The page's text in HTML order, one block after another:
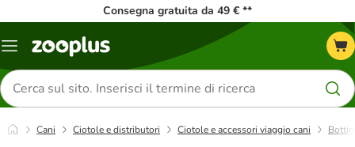
Consegna gratuita da 49 € **
Overview
Cerca
prodotti
Cani Ciotole e distributori Ciotole e accessori viaggio cani